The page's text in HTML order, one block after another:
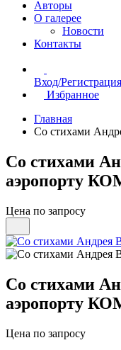
Авторы
О галерее
Новости
Контакты
Вход/Регистрация
Избранное
Главная
Со стихами
Со стихами
аэропорту
Цена по запросу
Со стихами
аэропорту
Цена по запросу